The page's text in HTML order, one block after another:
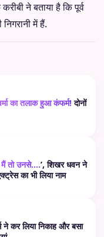
ने बताया है कि पूर्व
में हैं.
का तलाक हुआ कंफर्म!दोनों
मैं तो उनसे….’, शिखर धवन ने
का भी लिया नाम
ने कर लिया निकाह और बसा